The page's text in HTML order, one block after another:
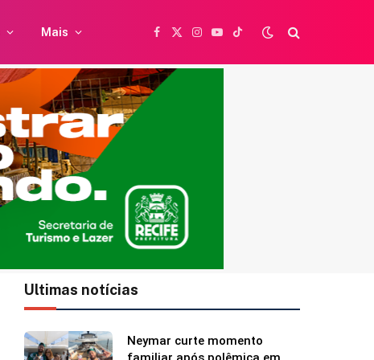
Mais
Facebook
X
Instagram
YouTubeTikTok
Ultimas notícias
Shawn Mendes faz